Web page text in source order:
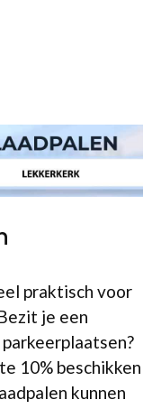
praktisch voor
je een
10% beschikken
kunnen